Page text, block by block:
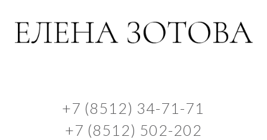
+7 (8512) 34-71-71
+7 (8512) 502-202